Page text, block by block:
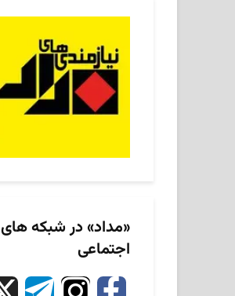
«مداد» در شبکه های
اجتماعی